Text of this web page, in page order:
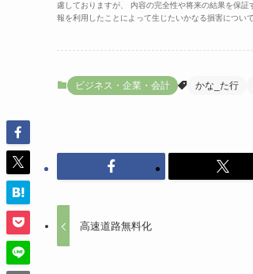
慮しておりますが、 内容の完全性や将来の結果を保
報を利用したことによって生じたいかなる損害につい
ビジネス・企業・会計 かな_た行
高速道路無料化